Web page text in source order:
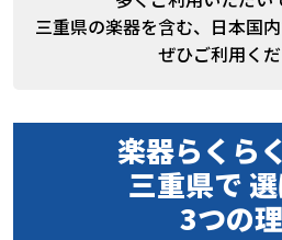
三重県の楽器を含む、日本国
ぜひご利用くだ
楽器らくら
三重県で
3つの